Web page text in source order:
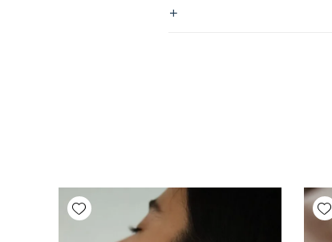
Add wishlist
Add wishlist